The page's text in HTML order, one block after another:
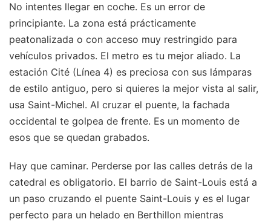
No intentes llegar en coche. Es un error de
principiante. La zona está prácticamente
peatonalizada o con acceso muy restringido para
vehículos privados. El metro es tu mejor aliado. La
estación Cité (Línea 4) es preciosa con sus lámparas
de estilo antiguo, pero si quieres la mejor vista al salir,
usa Saint-Michel. Al cruzar el puente, la fachada
occidental te golpea de frente. Es un momento de
esos que se quedan grabados.
Hay que caminar. Perderse por las calles detrás de la
catedral es obligatorio. El barrio de Saint-Louis está a
un paso cruzando el puente Saint-Louis y es el lugar
perfecto para un helado en Berthillon mientras